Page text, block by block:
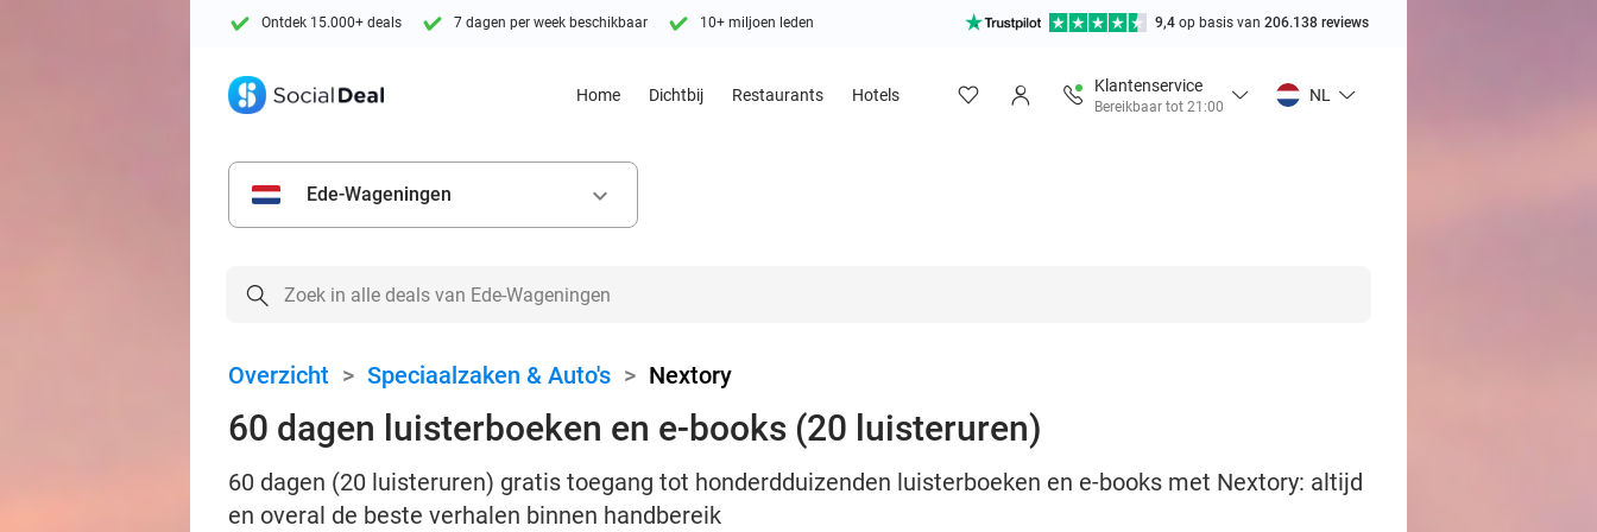
Ontdek 15.000+ deals 7 dagen per week beschikbaar 10+ miljoen leden 9,4 op basis van 206.138 reviews
Home Dichtbij Restaurants Hotels
Klantenservice
Bereikbaar tot 21:00
NL
Ede-Wageningen keyboard_arrow_down
Overzicht > Speciaalzaken & Auto's > Nextory
60 dagen luisterboeken en e-books (20 luisteruren)
60 dagen (20 luisteruren) gratis toegang tot honderdduizenden luisterboeken en e-books met Nextory: altijd
en overal de beste verhalen binnen handbereik